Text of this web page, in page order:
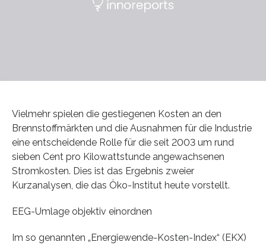
Vielmehr spielen die gestiegenen Kosten an den
Brennstoffmärkten und die Ausnahmen für die Industrie
eine entscheidende Rolle für die seit 2003 um rund
sieben Cent pro Kilowattstunde angewachsenen
Stromkosten. Dies ist das Ergebnis zweier
Kurzanalysen, die das Öko-Institut heute vorstellt.
EEG-Umlage objektiv einordnen
Im so genannten „Energiewende-Kosten-Index“ (EKX)